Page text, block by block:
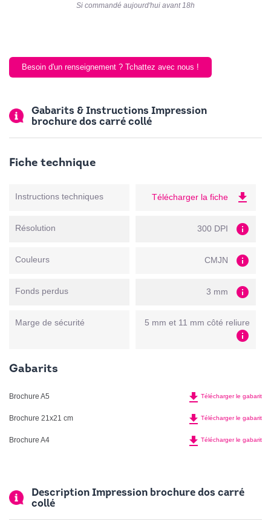
Si commandé aujourd'hui avant 18h
Besoin d'un renseignement ? Tchattez avec nous !
Gabarits & Instructions Impression
brochure dos carré collé
Fiche technique
Instructions techniques Télécharger la fiche file_download
Résolution 300 DPI info
Couleurs CMJN info
Fonds perdus 3 mm info
Marge de sécurité 5 mm et 11 mm côté reliure
info
Gabarits
Brochure A5 file_download Télécharger le gabarit
Brochure 21x21 cm file_download Télécharger le gabarit
Brochure A4 file_download Télécharger le gabarit
Description Impression brochure dos carré
collé